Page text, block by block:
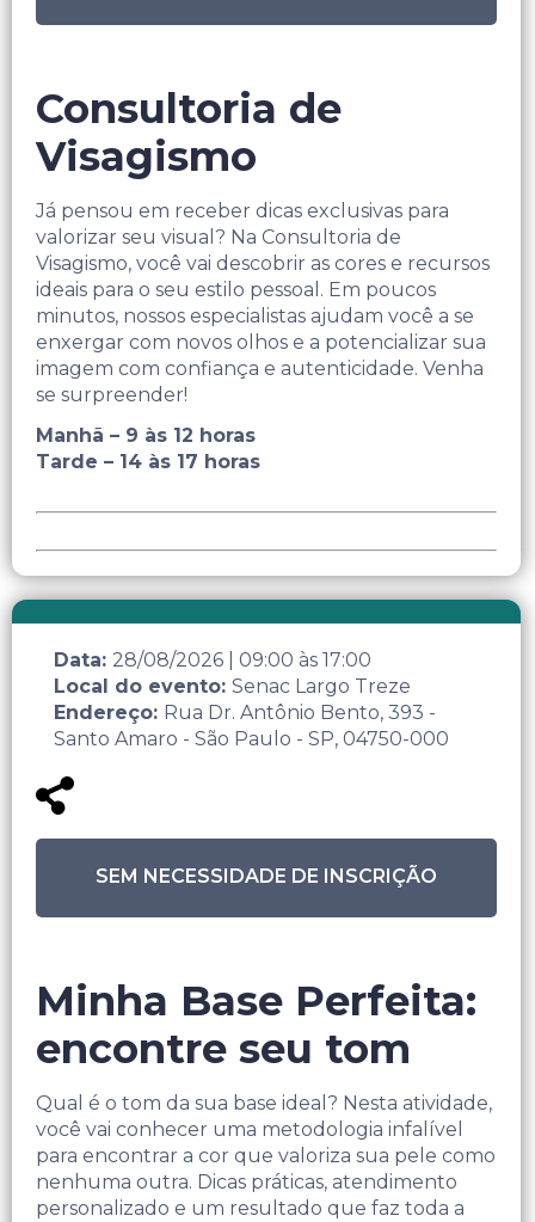
Consultoria de
Visagismo
Já pensou em receber dicas exclusivas para
valorizar seu visual? Na Consultoria de
Visagismo, você vai descobrir as cores e recursos
ideais para o seu estilo pessoal. Em poucos
minutos, nossos especialistas ajudam você a se
enxergar com novos olhos e a potencializar sua
imagem com confiança e autenticidade. Venha
se surpreender!
Manhã – 9 às 12 horas
Tarde – 14 às 17 horas
Data: 28/08/2026 09:00 às 17:00
Local do evento: Senac Largo Treze
Endereço: Rua Dr. Antônio Bento, 393 -
Santo Amaro - São Paulo - SP, 04750-000
SEM NECESSIDADE DE INSCRIÇÃO
Minha Base Perfeita:
encontre seu tom
Qual é o tom da sua base ideal? Nesta atividade,
você vai conhecer uma metodologia infalível
para encontrar a cor que valoriza sua pele como
nenhuma outra. Dicas práticas, atendimento
personalizado e um resultado que faz toda a